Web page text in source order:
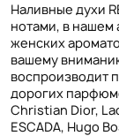
Наливные духи
нотами, в нашем
женских
вашему
воспроизводит
дорогих
Christian Dior,
ESCADA, Hugo